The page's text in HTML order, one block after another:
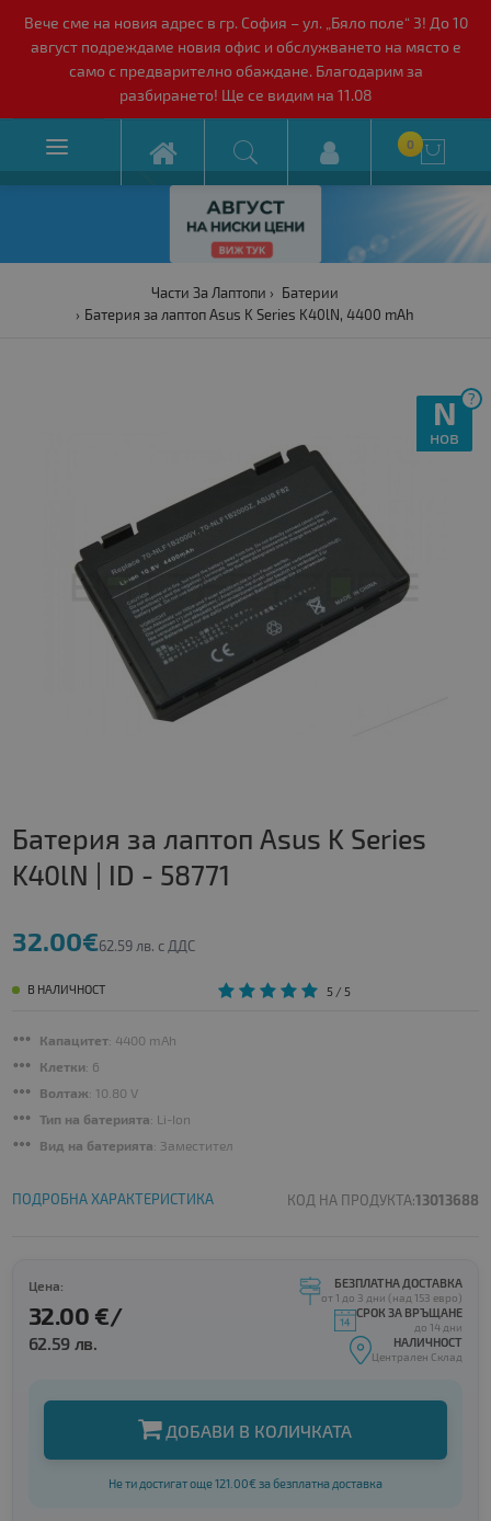
Вече сме на новия адрес в гр. София – ул. „Бяло поле“ 3! До 10
август подреждаме новия офис и обслужването на място е
само с предварително обаждане. Благодарим за
разбирането! Ще се видим на 11.08
 0 
Части За Лаптопи
Батерии
Батерия за лаптоп Asus K Series K40lN, 4400 mAh
?
N
нов
Батерия за лаптоп Asus K Series
K40lN | ID - 58771
32.00€62.59 лв. с ДДС
В НАЛИЧНОСТ 5/ 5
Капацитет: 4400 mAh
Клетки: 6
Волтаж: 10.80 V
Тип на батерията: Li-Ion
Вид на батерията: Заместител
ПОДРОБНА ХАРАКТЕРИСТИКА КОД НА ПРОДУКТА:13013688
Цена:
32.00 €/
62.59 лв.
БЕЗПЛАТНА ДОСТАВКА
от 1 до 3 дни (над 153 евро)
СРОК ЗА ВРЪЩАНЕ
до 14 дни
НАЛИЧНОСТ
Централен Склад
ДОБАВИ В КОЛИЧКАТА
Не ти достигат още 121.00€ за безплатна доставка